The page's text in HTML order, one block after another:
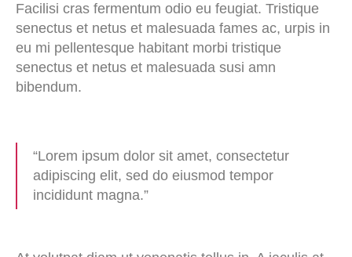
Facilisi cras fermentum odio eu feugiat. Tristique
senectus et netus et malesuada fames ac, urpis in
eu mi pellentesque habitant morbi tristique
senectus et netus et malesuada susi amn
bibendum.
“Lorem ipsum dolor sit amet, consectetur
adipiscing elit, sed do eiusmod tempor
incididunt magna.”